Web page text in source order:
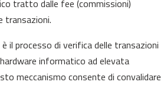
tratto dalle fee (commissioni)
transazioni.
il processo di verifica delle transazioni
informatico ad elevata
meccanismo consente di convalidare